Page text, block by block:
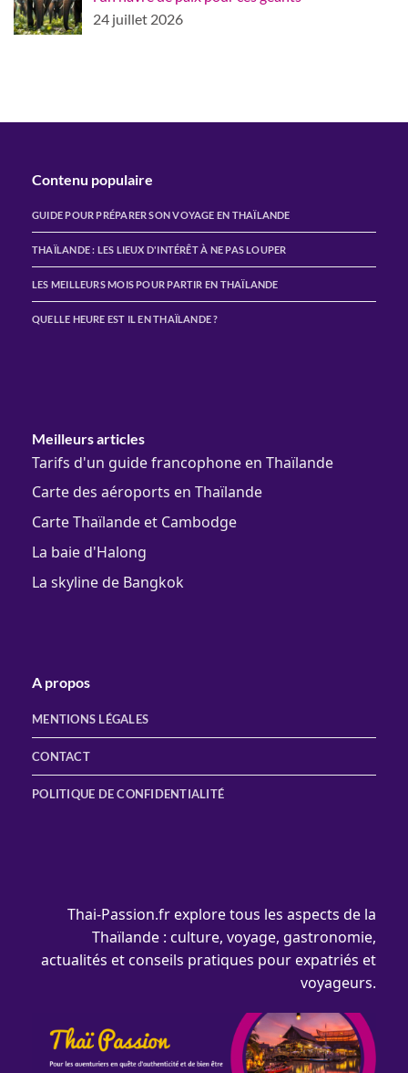
24 juillet 2026
Contenu populaire
GUIDE POUR PRÉPARER SON VOYAGE EN THAÏLANDE
THAÏLANDE : LES LIEUX D'INTÉRÊT À NE PAS LOUPER
LES MEILLEURS MOIS POUR PARTIR EN THAÏLANDE
QUELLE HEURE EST IL EN THAÏLANDE ?
Meilleurs articles
Tarifs d'un guide francophone en Thaïlande
Carte des aéroports en Thaïlande
Carte Thaïlande et Cambodge
La baie d'Halong
La skyline de Bangkok
A propos
MENTIONS LÉGALES
CONTACT
POLITIQUE DE CONFIDENTIALITÉ
Thai-Passion.fr explore tous les aspects de la
Thaïlande : culture, voyage, gastronomie,
actualités et conseils pratiques pour expatriés et
voyageurs.